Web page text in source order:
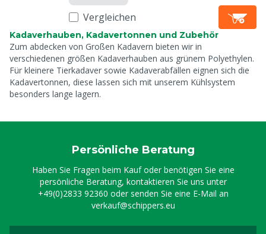
Vergleichen
Kadaverhauben, Kadavertonnen und Zubehör
Zum abdecken von Großen Kadavern bieten wir in
verschiedenen größen Kadaverhauben aus grünem Polyethylen.
Für kleinere Tierkadaver sowie Kadaverabfällen eignen sich die
Kadavertonnen, diese lassen sich mit unserem Kühlsystem
besonders lange lagern.
Persönliche Beratung
Haben Sie Fragen beim Kauf oder benötigen Sie eine
persönliche Beratung, kontaktieren Sie uns unter
+49(0)2833 92360 oder senden Sie eine E-Mail an
verkauf@schippers.eu